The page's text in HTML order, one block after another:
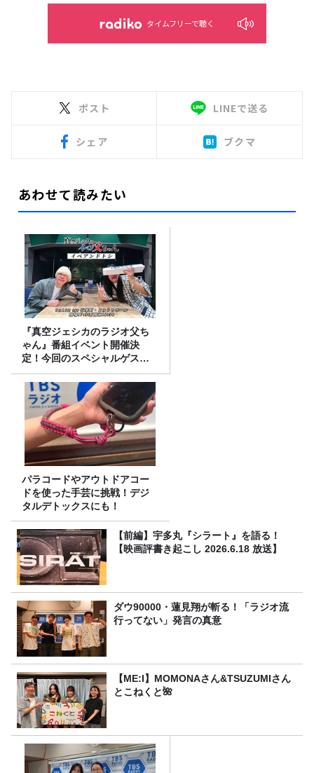
タイムフリーで聴く
ポスト LINEで送る
シェア ブクマ
あわせて読みたい
『真空ジェシカのラジオ父ち
ゃん』番組イベント開催決
定！今回のスペシャルゲスト
は、タカアンドトシ！
パラコードやアウトドアコー
ドを使った手芸に挑戦！デジ
タルデトックスにも！
【前編】宇多丸『シラート』を語る！
【映画評書き起こし 2026.6.18 放送】
ダウ90000・蓮見翔が斬る！「ラジオ流
行ってない」発言の真意
【ME:I】MOMONAさん&TSUZUMIさん
とこねくと🌺